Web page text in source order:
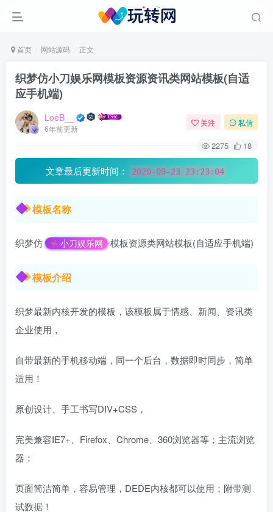
首页 网站源码 正文
织梦仿小刀娱乐网模板资源资讯类网站模板(自适
应手机端)
LoeB__
6年前更新
关注 私信
2275 18
文章最后更新时间： 2020-09-23 23:23:04
模板名称
织梦仿 小刀娱乐网 模板资源类网站模板(自适应手机端)
模板介绍
织梦最新内核开发的模板，该模板属于情感、新闻、资讯类
企业使用，
自带最新的手机移动端，同一个后台，数据即时同步，简单
适用！
原创设计、手工书写DIV+CSS，
完美兼容IE7+、Firefox、Chrome、360浏览器等；主流浏览
器；
页面简洁简单，容易管理，DEDE内核都可以使用；附带测
试数据！